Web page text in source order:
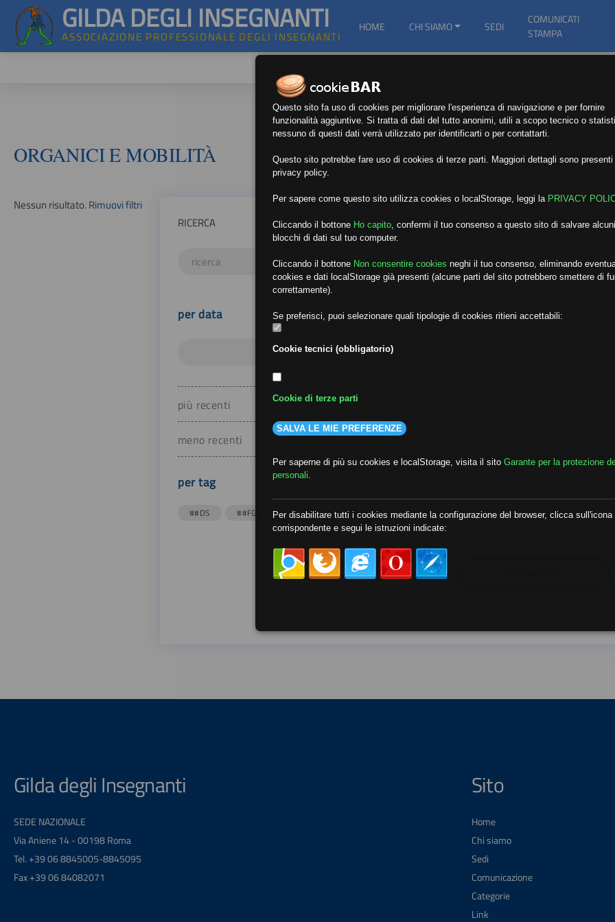
GILDA DEGLI INSEGNANTI
ASSOCIAZIONE PROFESSIONALE DEGLI INSEGNANTI
HOME CHI SIAMO SEDI
COMUNICATI
STAMPA
ORGANICI E MOBILITÀ
Nessun risultato.Rimuovi filtri
RICERCA
per data
più recenti
meno recenti
per tag
##DS ##FGU ##Gilda ##audoizioni ##autonomia
Gilda degli Insegnanti
SEDE NAZIONALE
Via Aniene 14 - 00198 Roma
Tel. +39 06 8845005-8845095
Fax +39 06 84082071
Sito
Home
Chi siamo
Sedi
Comunicazione
Categorie
Link
Questo sito fa uso di cookies per migliorare l'esperienza di navigazione e per fornire
funzionalità aggiuntive. Si tratta di dati del tutto anonimi, utili a scopo tecnico o
nessuno di questi dati verrà utilizzato per identificarti o per contattarti.
Questo sito potrebbe fare uso di cookies di terze parti. Maggiori dettagli sono
privacy policy.
Per sapere come questo sito utilizza cookies o localStorage, leggi la PRIVACY
Cliccando il bottone Ho capito confermi il tuo consenso a questo sito di salvare
blocchi di dati sul tuo computer.
Cliccando il bottone Non consentire cookies neghi il tuo consenso, eliminando
cookies e dati localStorage già presenti (alcune parti del sito potrebbero smettere di
correttamente).
Se preferisci, puoi selezionare quali tipologie di cookies ritieni accettabili:
Cookie tecnici (obbligatorio)
Cookie di terze parti
SALVA LE MIE PREFERENZE
Per saperne di più su cookies e localStorage, visita il sito Garante per la protezione
personali
Per disabilitare tutti i cookies mediante la configurazione del browser, clicca sull'icona
corrispondente e segui le istruzioni indicate: